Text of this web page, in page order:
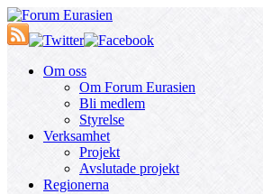
Om oss
Om Forum Eurasien
Bli medlem
Styrelse
Verksamhet
Projekt
Avslutade projekt
Regionerna